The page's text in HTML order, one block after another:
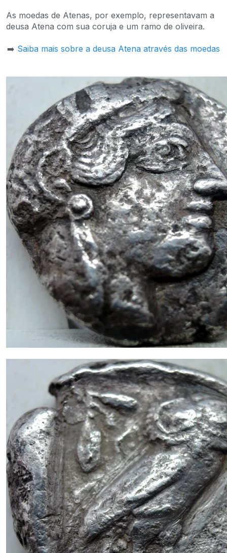
As moedas de Atenas, por exemplo, representavam a
deusa Atena com sua coruja e um ramo de oliveira.
➡️ Saiba mais sobre a deusa Atena através das moedas